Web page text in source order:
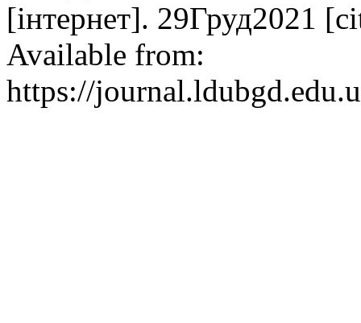
[інтернет]. 29Груд2021
Available from:
https://